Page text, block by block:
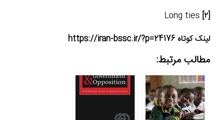
[۲]
لینک کوتاه https://iran-bssc.ir/?p=24176
مطالب مرتبط: